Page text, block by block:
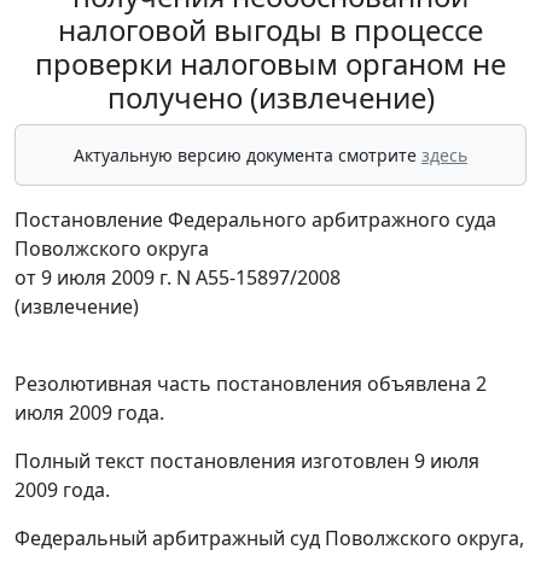
налоговой выгоды в процессе
проверки налоговым органом не
получено (извлечение)
Актуальную версию документа смотрите здесь
Постановление Федерального арбитражного суда
Поволжского округа
от 9 июля 2009 г. N А55-15897/2008
(извлечение)
Резолютивная часть постановления объявлена 2
июля 2009 года.
Полный текст постановления изготовлен 9 июля
2009 года.
Федеральный арбитражный суд Поволжского округа,